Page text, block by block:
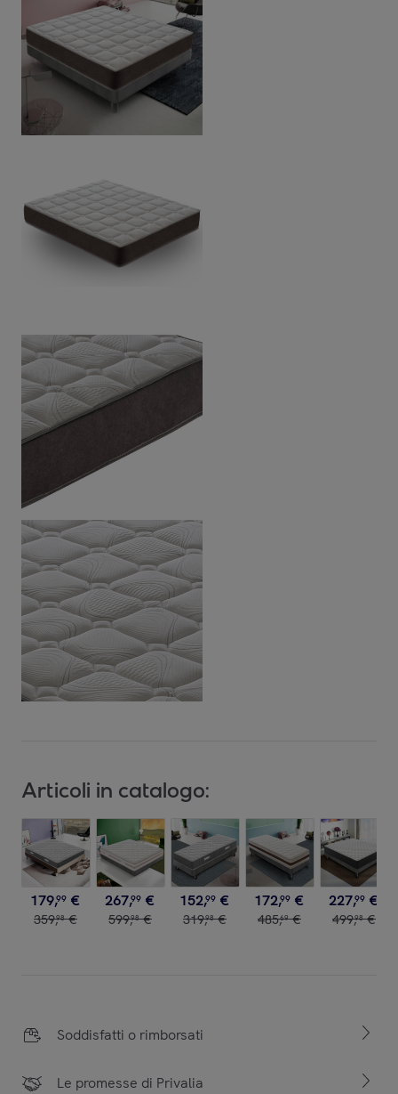
Articoli in catalogo:
179,99 €
359,98 €
267,99 €
599,98 €
152,99 €
319,98 €
172,99 €
485,69 €
227,99 €
499,98 €
Soddisfatti o rimborsati
Le promesse di Privalia